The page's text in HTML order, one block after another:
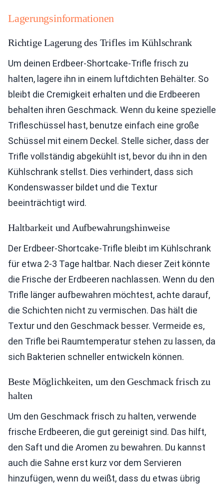
Lagerungsinformationen
Richtige Lagerung des Trifles im Kühlschrank
Um deinen Erdbeer-Shortcake-Trifle frisch zu
halten, lagere ihn in einem luftdichten Behälter. So
bleibt die Cremigkeit erhalten und die Erdbeeren
behalten ihren Geschmack. Wenn du keine spezielle
Trifleschüssel hast, benutze einfach eine große
Schüssel mit einem Deckel. Stelle sicher, dass der
Trifle vollständig abgekühlt ist, bevor du ihn in den
Kühlschrank stellst. Dies verhindert, dass sich
Kondenswasser bildet und die Textur
beeinträchtigt wird.
Haltbarkeit und Aufbewahrungshinweise
Der Erdbeer-Shortcake-Trifle bleibt im Kühlschrank
für etwa 2-3 Tage haltbar. Nach dieser Zeit könnte
die Frische der Erdbeeren nachlassen. Wenn du den
Trifle länger aufbewahren möchtest, achte darauf,
die Schichten nicht zu vermischen. Das hält die
Textur und den Geschmack besser. Vermeide es,
den Trifle bei Raumtemperatur stehen zu lassen, da
sich Bakterien schneller entwickeln können.
Beste Möglichkeiten, um den Geschmack frisch zu
halten
Um den Geschmack frisch zu halten, verwende
frische Erdbeeren, die gut gereinigt sind. Das hilft,
den Saft und die Aromen zu bewahren. Du kannst
auch die Sahne erst kurz vor dem Servieren
hinzufügen, wenn du weißt, dass du etwas übrig